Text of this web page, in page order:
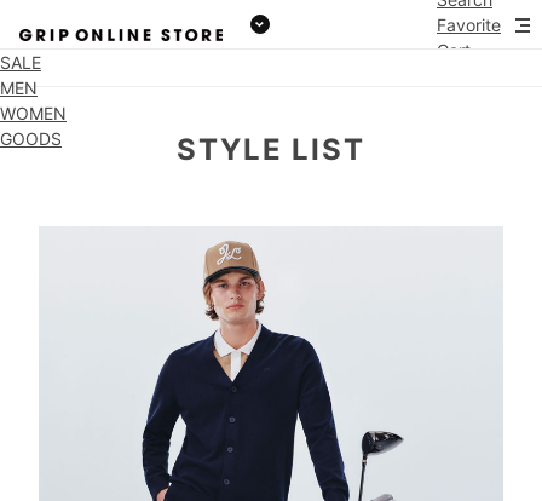
Favorite
Cart
SALE
MEN
WOMEN
GOODS
STYLE LIST